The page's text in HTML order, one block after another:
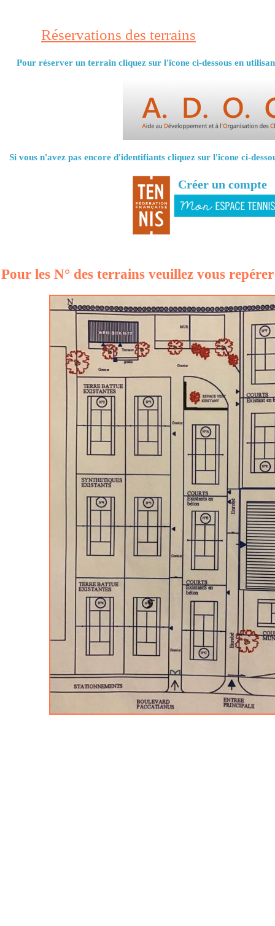
Si vous n'avez pas encore d'identifiants cliquez sur l'îcone ci-
Créer un compte
Pour les N° des terrains veuillez vous
Réservations des terrains
Pour réserver un terrain cliquez sur l'îcone ci-dessous en